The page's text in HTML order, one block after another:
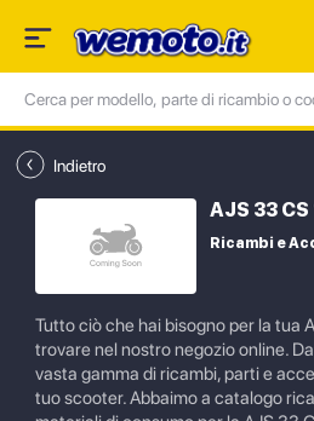
Indietro
AJS 33
Ricambi e
Tutto ciò che hai bisogno per la tua
trovare nel nostro negozio online.
vasta gamma di ricambi, parti e
tuo scooter. Abbaimo a catalogo